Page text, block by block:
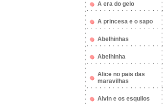
A era do gelo
A princesa e o sapo
Abelhinhas
Abelhinha
Alice no pais das
maravilhas
Alvin e os esquilos